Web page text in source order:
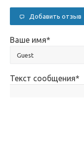
Добавить отзыв
Ваше имя*
Текст сообщения*